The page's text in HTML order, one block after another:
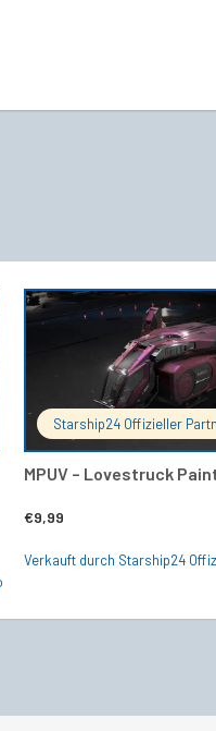
Starship24 Offizieller
MPUV – Lovestruck
€9,99
IN
Verkauft durch Starship24